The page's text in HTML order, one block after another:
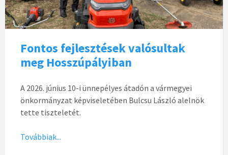
Fontos fejlesztések valósultak
meg Hosszúpályiban
A 2026. június 10-i ünnepélyes átadón a vármegyei
önkormányzat képviseletében Bulcsu László alelnök
tette tiszteletét.
Továbbiak...